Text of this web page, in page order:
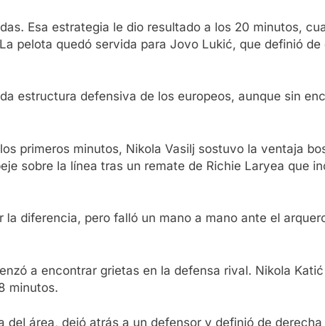
Esa estrategia le dio resultado a los 20 minutos,
pelota quedó servida para Jovo Lukić, que definió
estructura defensiva de los europeos, aunque sin
primeros minutos, Nikola Vasilj sostuvo la ventaja
sobre la línea tras un remate de Richie Laryea que
diferencia, pero falló un mano a mano ante el
a encontrar grietas en la defensa rival. Nikola
minutos.
área, dejó atrás a un defensor y definió de